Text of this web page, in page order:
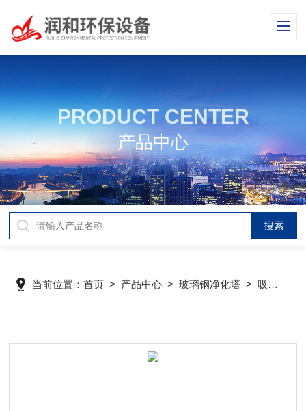
PRODUCT CENTER
产品中心
当前位置：首页 > 产品中心 >玻璃钢净化塔 >吸收塔